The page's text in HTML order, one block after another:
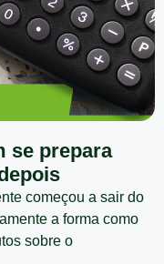
se prepara
começou a sair do
a forma como
sobre o